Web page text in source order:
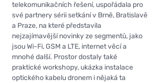
telekomunikačních řešení, uspořádala pro
své partnery sérii setkání v Brně, Bratislavě
a Praze, na které představila
nejzajímavější novinky ze segmentů, jako
jsou Wi-Fi, GSM a LTE, internet věcí a
mnohé další. Prostor dostaly také
praktické workshopy, ukázka instalace
optického kabelu dronem i nějaká ta